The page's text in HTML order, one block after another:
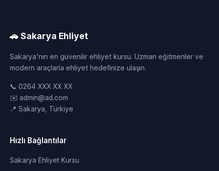
🚗 Sakarya Ehliyet
Sakarya'nın en güvenilir ehliyet kursu. Uzman eğitmenler ve
modern araçlarla ehliyet hedefinize ulaşın.
📞 0264 XXX XX XX
✉️ admin@ad.com
📍 Sakarya, Türkiye
Hızlı Bağlantılar
Sakarya Ehliyet Kursu